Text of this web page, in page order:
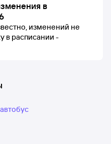
в
изменений не
в расписании -